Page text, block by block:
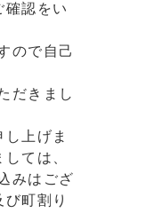
認をい
ので自己
だきまし
上げま
ては、
みはござ
町割り